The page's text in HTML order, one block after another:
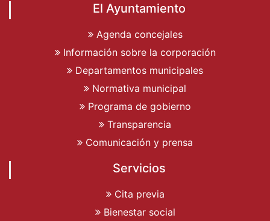
El Ayuntamiento
Agenda concejales
Información sobre la corporación
Departamentos municipales
Normativa municipal
Programa de gobierno
Transparencia
Comunicación y prensa
Servicios
Cita previa
Bienestar social